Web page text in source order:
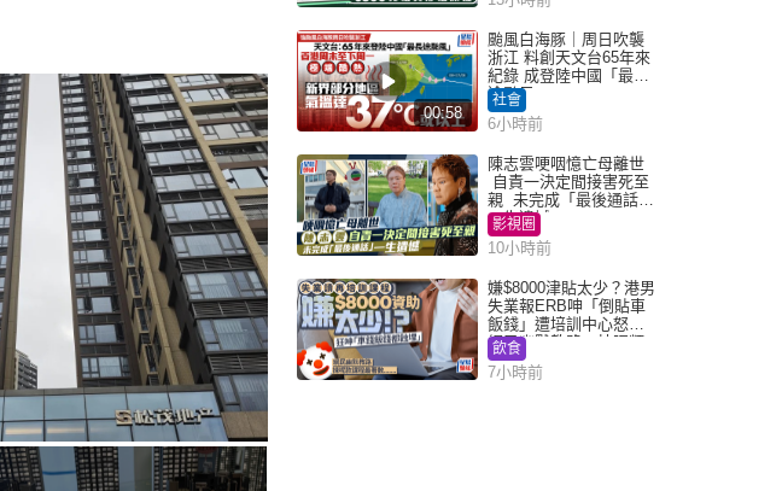
00:58
颱風白海豚｜周日吹襲
浙江 料創天文台65年來
紀錄 成登陸中國「最長
途颱風」
社會
6小時前
陳志雲哽咽憶亡母離世
自責一決定間接害死至
親 未完成「最後通話」
一生遺憾
影視圈
10小時前
嫌$8000津貼太少？港男
失業報ERB呻「倒貼車
飯錢」遭培訓中心怒轟
網民幽默教路：揀呢類
課程唔會蝕...
飲食
7小時前